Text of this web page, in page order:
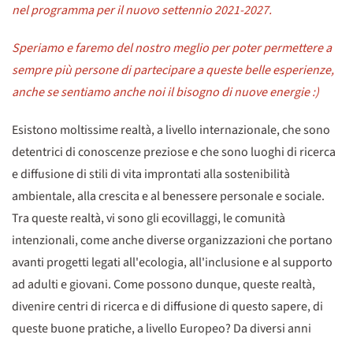
nel programma per il nuovo settennio 2021-2027.
Speriamo e faremo del nostro meglio per poter permettere a
sempre più persone di partecipare a queste belle esperienze,
anche se sentiamo anche noi il bisogno di nuove energie :)
Esistono moltissime realtà, a livello internazionale, che sono
detentrici di conoscenze preziose e che sono luoghi di ricerca
e diffusione di stili di vita improntati alla sostenibilità
ambientale, alla crescita e al benessere personale e sociale.
Tra queste realtà, vi sono gli ecovillaggi, le comunità
intenzionali, come anche diverse organizzazioni che portano
avanti progetti legati all'ecologia, all'inclusione e al supporto
ad adulti e giovani. Come possono dunque, queste realtà,
divenire centri di ricerca e di diffusione di questo sapere, di
queste buone pratiche, a livello Europeo? Da diversi anni